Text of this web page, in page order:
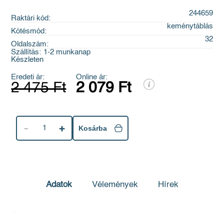
Raktári kód:
244659
Kötésmód:
keménytáblás
Oldalszám:
32
Szállítás: 1-2 munkanap
Készleten
Eredeti ár:
2 475 Ft
Online ár:
2 079 Ft
1 Kosárba
Adatok Vélemények Hírek